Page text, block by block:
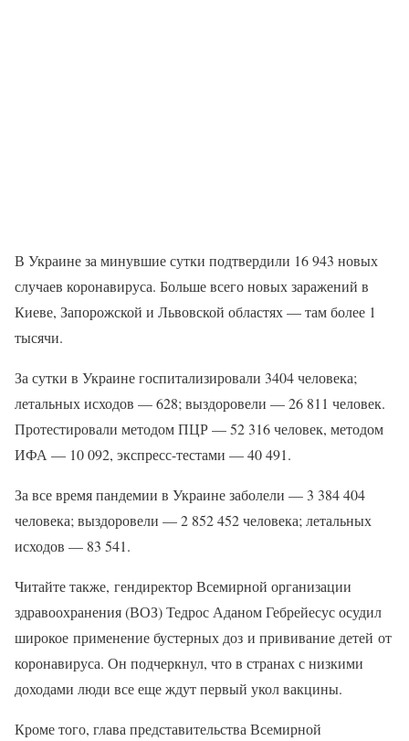
В Украине за минувшие сутки подтвердили 16 943 новых
случаев коронавируса. Больше всего новых заражений в
Киеве, Запорожской и Львовской областях — там более 1
тысячи.
За сутки в Украине госпитализировали 3404 человека;
летальных исходов — 628; выздоровели — 26 811 человек.
Протестировали методом ПЦР — 52 316 человек, методом
ИФА — 10 092, экспресс-тестами — 40 491.
За все время пандемии в Украине заболели — 3 384 404
человека; выздоровели — 2 852 452 человека; летальных
исходов — 83 541.
Читайте также, гендиректор Всемирной организации
здравоохранения (ВОЗ) Тедрос Аданом Гебрейесус осудил
широкое применение бустерных доз и прививание детей от
коронавируса. Он подчеркнул, что в странах с низкими
доходами люди все еще ждут первый укол вакцины.
Кроме того, глава представительства Всемирной